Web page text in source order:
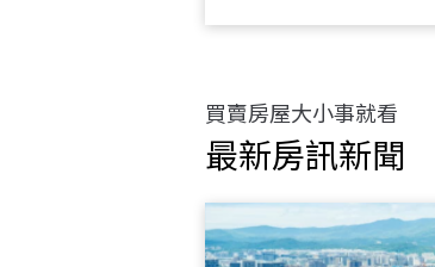
買賣房屋大小事就看
最新房訊新聞